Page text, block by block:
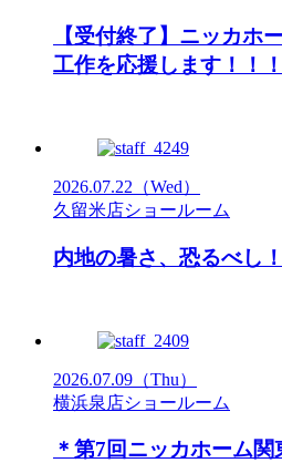
【受付終了】ニッカホ
工作を応援します！！！
2026.07.22 （Wed）
久留米店ショールーム
内地の暑さ、恐るべし！
2026.07.09 （Thu）
横浜泉店ショールーム
＊第7回ニッカホーム